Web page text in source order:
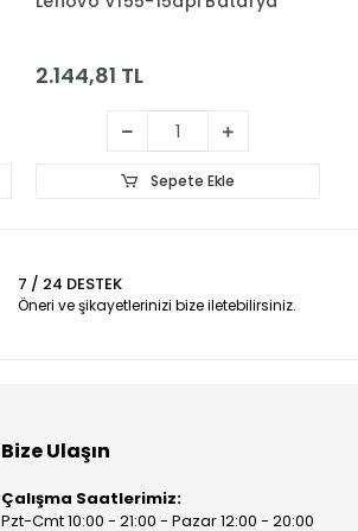
2.144,81 TL
Sepete Ekle
7 / 24 DESTEK
Öneri ve şikayetlerinizi bize iletebilirsiniz.
Bize Ulaşın
Çalışma Saatlerimiz:
Pzt-Cmt 10:00 - 21:00 - Pazar 12:00 - 20:00